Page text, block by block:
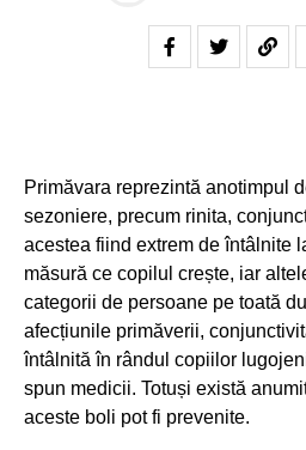
Primăvara reprezintă anotimpul
sezoniere, precum rinita,
acestea fiind extrem de întâlnite
măsură ce copilul crește, iar
categorii de persoane pe toată
afecțiunile primăverii,
întâlnită în rândul copiilor
spun medicii. Totuși există
aceste boli pot fi prevenite.